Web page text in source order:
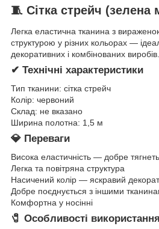
🧵 Сітка стрейч (зелена
Легка еластична тканина з
структурою у різних кольорах —
декоративних і комбінованих виробів.
✔ Технічні характеристики
Тип тканини: сітка стрейч
Колір: червоний
Склад: не вказано
Ширина полотна: 1,5 м
💎 Переваги
Висока еластичність — добре
Легка та повітряна структура
Насичений колір — яскравий
Добре поєднується з іншими
Комфортна у носінні
🧷 Особливості використання